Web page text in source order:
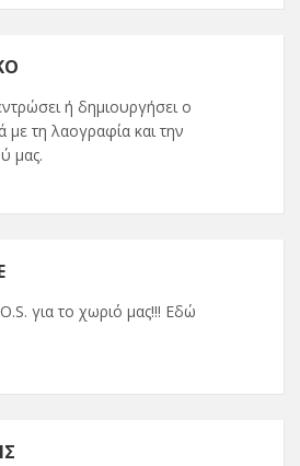
ή δημιουργήσει ο
με τη λαογραφία και την
μας.
για το χωριό μας!!! Εδώ